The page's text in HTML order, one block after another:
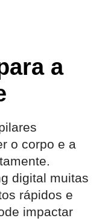
a
o corpo e a
digital muitas
rápidos e
impactar